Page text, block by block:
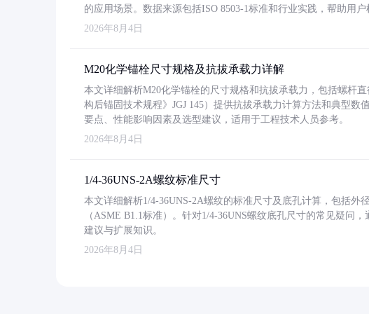
的应用场景。数据来源包括ISO 8503-1标准和行业实践，帮助用户
2026年8月4日
M20化学锚栓尺寸规格及抗拔承载力详解
本文详细解析M20化学锚栓的尺寸规格和抗拔承载力，包括螺杆
构后锚固技术规程》JGJ 145）提供抗拔承载力计算方法和典型数
要点、性能影响因素及选型建议，适用于工程技术人员参考。
2026年8月4日
1/4-36UNS-2A螺纹标准尺寸
本文详细解析1/4-36UNS-2A螺纹的标准尺寸及底孔计算，包括外
（ASME B1.1标准）。针对1/4-36UNS螺纹底孔尺寸的常见疑问
建议与扩展知识。
2026年8月4日